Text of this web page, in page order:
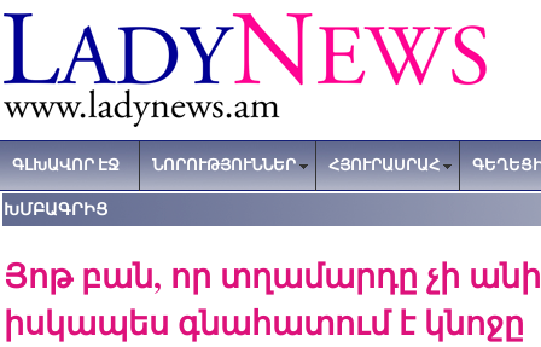
ԳԼԽԱՎՈՐ ԷՋ ՆՈՐՈՒԹՅՈՒՆՆԵՐ ՀՅՈՒՐԱՍՐԱՀ
ԽՄԲԱԳՐԻՑ
Յոթ բան, որ տղամարդը չի
իսկապես գնահատում է կնոջը